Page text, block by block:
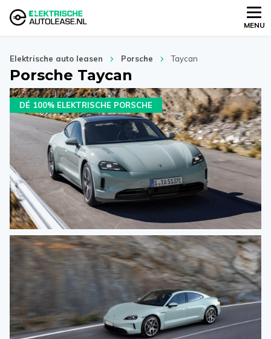
MENU
Elektrische auto leasen Porsche Taycan
Porsche Taycan
DÉ 100% ELEKTRISCHE PORSCHE